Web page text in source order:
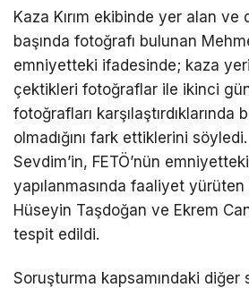
Kaza Kırım ekibinde yer alan
başında fotoğrafı bulunan
emniyetteki ifadesinde; kaza
çektikleri fotoğraflar ile ikinci
fotoğrafları karşılaştırdıklarında
olmadığını fark ettiklerini
Sevdim’in, FETÖ’nün
yapılanmasında faaliyet
Hüseyin Taşdoğan ve Ekrem
tespit edildi.
Soruşturma kapsamındaki diğer